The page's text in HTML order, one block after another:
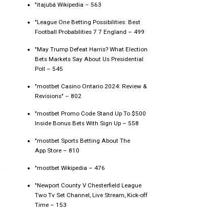
"itajubá Wikipedia – 563
"League One Betting Possibilities: Best
Football Probabilities 7 7 England – 499
"May Trump Defeat Harris? What Election
Bets Markets Say About Us Presidential
Poll – 545
"mostbet Casino Ontario 2024: Review &
Revisions" – 802
"mostbet Promo Code Stand Up To $500
Inside Bonus Bets With Sign Up – 558
"‎mostbet Sports Betting About The
App Store – 810
"mostbet Wikipedia – 476
"Newport County V Chesterfield League
Two Tv Set Channel, Live Stream, Kick-off
Time – 153